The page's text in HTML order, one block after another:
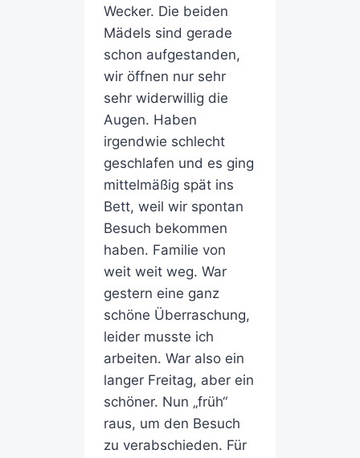
Wecker. Die beiden
Mädels sind gerade
schon aufgestanden,
wir öffnen nur sehr
sehr widerwillig die
Augen. Haben
irgendwie schlecht
geschlafen und es ging
mittelmäßig spät ins
Bett, weil wir spontan
Besuch bekommen
haben. Familie von
weit weit weg. War
gestern eine ganz
schöne Überraschung,
leider musste ich
arbeiten. War also ein
langer Freitag, aber ein
schöner. Nun „früh“
raus, um den Besuch
zu verabschieden. Für